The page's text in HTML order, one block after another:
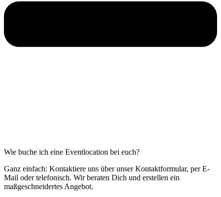
Wie buche ich eine Eventlocation bei euch?
Ganz einfach: Kontaktiere uns über unser Kontaktformular, per E-
Mail oder telefonisch. Wir beraten Dich und erstellen ein
maßgeschneidertes Angebot.